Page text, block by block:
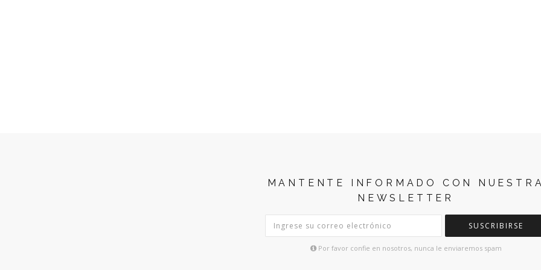
MANTENTE INFORMADO CON
NEWSLETTER
SUSCRIBIRSE
Por favor confie en nosotros, nunca le enviaremos spam